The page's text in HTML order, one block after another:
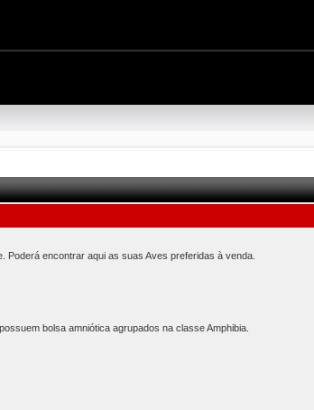
encontrar aqui as suas Aves preferidas à venda.
bolsa amniótica agrupados na classe Amphibia.